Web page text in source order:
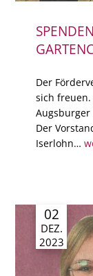
Der
sich
Augsburger
Der
Iserlohn…
02
DEZ.
2023